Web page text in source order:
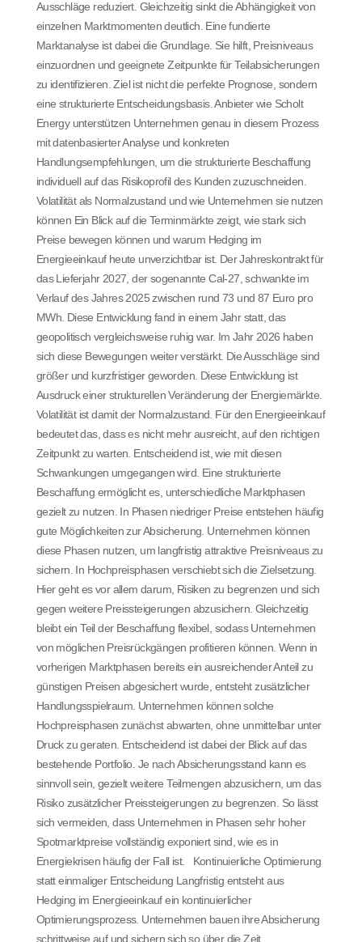
Ausschläge reduziert. Gleichzeitig sinkt die Abhängigkeit von
einzelnen Marktmomenten deutlich. Eine fundierte
Marktanalyse ist dabei die Grundlage. Sie hilft, Preisniveaus
einzuordnen und geeignete Zeitpunkte für Teilabsicherungen
zu identifizieren. Ziel ist nicht die perfekte Prognose, sondern
eine strukturierte Entscheidungsbasis. Anbieter wie Scholt
Energy unterstützen Unternehmen genau in diesem Prozess
mit datenbasierter Analyse und konkreten
Handlungsempfehlungen, um die strukturierte Beschaffung
individuell auf das Risikoprofil des Kunden zuzuschneiden.
Volatilität als Normalzustand und wie Unternehmen sie nutzen
können Ein Blick auf die Terminmärkte zeigt, wie stark sich
Preise bewegen können und warum Hedging im
Energieeinkauf heute unverzichtbar ist. Der Jahreskontrakt für
das Lieferjahr 2027, der sogenannte Cal-27, schwankte im
Verlauf des Jahres 2025 zwischen rund 73 und 87 Euro pro
MWh. Diese Entwicklung fand in einem Jahr statt, das
geopolitisch vergleichsweise ruhig war. Im Jahr 2026 haben
sich diese Bewegungen weiter verstärkt. Die Ausschläge sind
größer und kurzfristiger geworden. Diese Entwicklung ist
Ausdruck einer strukturellen Veränderung der Energiemärkte.
Volatilität ist damit der Normalzustand. Für den Energieeinkauf
bedeutet das, dass es nicht mehr ausreicht, auf den richtigen
Zeitpunkt zu warten. Entscheidend ist, wie mit diesen
Schwankungen umgegangen wird. Eine strukturierte
Beschaffung ermöglicht es, unterschiedliche Marktphasen
gezielt zu nutzen. In Phasen niedriger Preise entstehen häufig
gute Möglichkeiten zur Absicherung. Unternehmen können
diese Phasen nutzen, um langfristig attraktive Preisniveaus zu
sichern. In Hochpreisphasen verschiebt sich die Zielsetzung.
Hier geht es vor allem darum, Risiken zu begrenzen und sich
gegen weitere Preissteigerungen abzusichern. Gleichzeitig
bleibt ein Teil der Beschaffung flexibel, sodass Unternehmen
von möglichen Preisrückgängen profitieren können. Wenn in
vorherigen Marktphasen bereits ein ausreichender Anteil zu
günstigen Preisen abgesichert wurde, entsteht zusätzlicher
Handlungsspielraum. Unternehmen können solche
Hochpreisphasen zunächst abwarten, ohne unmittelbar unter
Druck zu geraten. Entscheidend ist dabei der Blick auf das
bestehende Portfolio. Je nach Absicherungsstand kann es
sinnvoll sein, gezielt weitere Teilmengen abzusichern, um das
Risiko zusätzlicher Preissteigerungen zu begrenzen. So lässt
sich vermeiden, dass Unternehmen in Phasen sehr hoher
Spotmarktpreise vollständig exponiert sind, wie es in
Energiekrisen häufig der Fall ist. Kontinuierliche Optimierung
statt einmaliger Entscheidung Langfristig entsteht aus
Hedging im Energieeinkauf ein kontinuierlicher
Optimierungsprozess. Unternehmen bauen ihre Absicherung
schrittweise auf und sichern sich so über die Zeit